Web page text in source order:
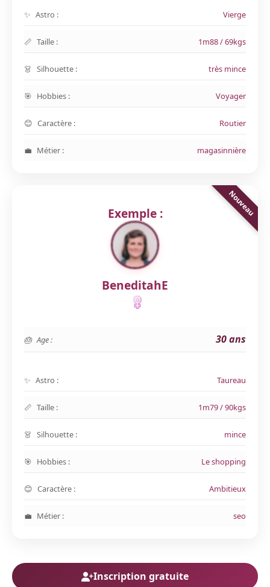
Astro : Vierge
Taille : 1m88 / 69kgs
Silhouette : très mince
Hobbies : Voyager
Caractère : Routier
Métier : magasinnière
Exemple :
BeneditahE
Age : 30 ans
Astro : Taureau
Taille : 1m79 / 90kgs
Silhouette : mince
Hobbies : Le shopping
Caractère : Ambitieux
Métier : seo
Inscription gratuite